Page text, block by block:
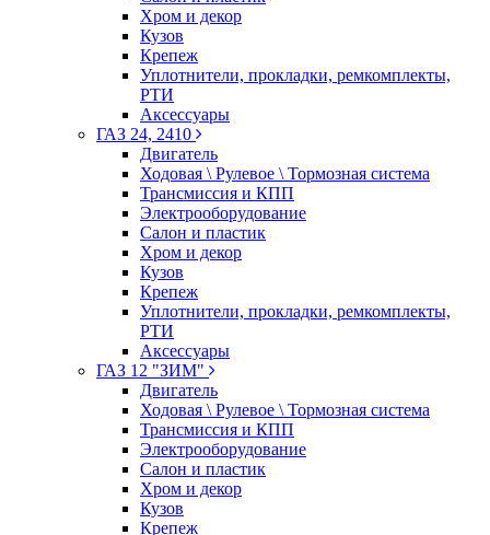
Хром и декор
Кузов
Крепеж
Уплотнители, прокладки, ремкомплекты,
РТИ
Аксессуары
ГАЗ 24, 2410
Двигатель
Ходовая \ Рулевое \ Тормозная система
Трансмиссия и КПП
Электрооборудование
Салон и пластик
Хром и декор
Кузов
Крепеж
Уплотнители, прокладки, ремкомплекты,
РТИ
Аксессуары
ГАЗ 12 "ЗИМ"
Двигатель
Ходовая \ Рулевое \ Тормозная система
Трансмиссия и КПП
Электрооборудование
Салон и пластик
Хром и декор
Кузов
Крепеж